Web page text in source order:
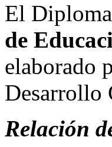
El
de
elaborado
Desarrollo
Relación